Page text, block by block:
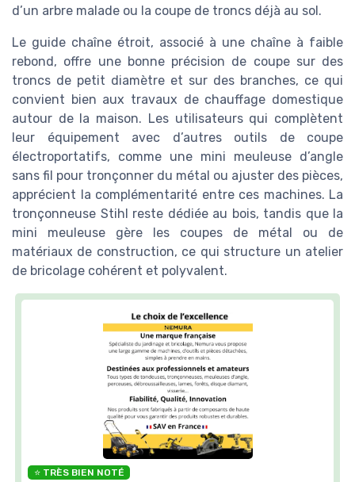
d’un arbre malade ou la coupe de troncs déjà au sol.
Le guide chaîne étroit, associé à une chaîne à faible
rebond, offre une bonne précision de coupe sur des
troncs de petit diamètre et sur des branches, ce qui
convient bien aux travaux de chauffage domestique
autour de la maison. Les utilisateurs qui complètent
leur équipement avec d’autres outils de coupe
électroportatifs, comme une mini meuleuse d’angle
sans fil pour tronçonner du métal ou ajuster des pièces,
apprécient la complémentarité entre ces machines. La
tronçonneuse Stihl reste dédiée au bois, tandis que la
mini meuleuse gère les coupes de métal ou de
matériaux de construction, ce qui structure un atelier
de bricolage cohérent et polyvalent.
⭐ TRÈS BIEN NOTÉ